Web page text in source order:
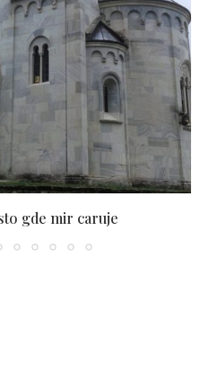
gde mir caruje